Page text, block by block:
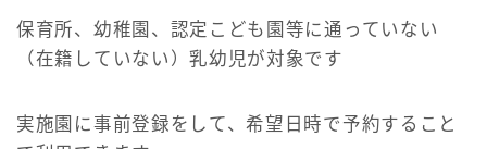
保育所、幼稚園、認定こども園等に通っていない
（在籍していない）乳幼児が対象です
実施園に事前登録をして、希望日時で予約すること